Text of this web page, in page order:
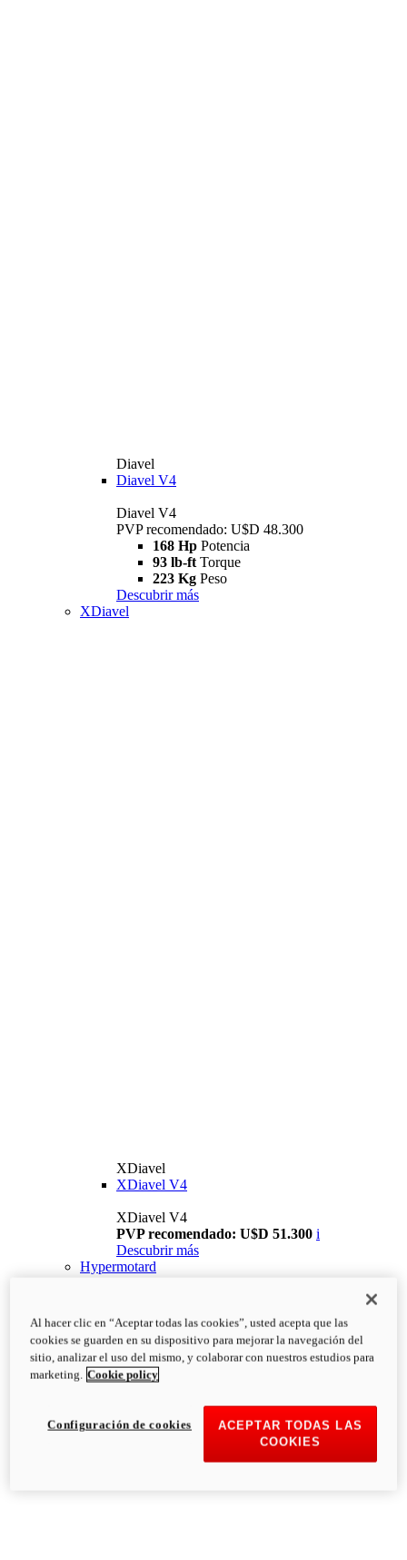
Diavel
Diavel V4
Diavel V4
PVP recomendado: U$D 48.300
168 Hp Potencia
93 lb-ft Torque
223 Kg Peso
Descubrir más
XDiavel
XDiavel
XDiavel V4
XDiavel V4
PVP recomendado: U$D 51.300 i
Descubrir más
Hypermotard
Al hacer clic en “Aceptar todas las cookies”, usted acepta que las
cookies se guarden en su dispositivo para mejorar la navegación del
sitio, analizar el uso del mismo, y colaborar con nuestros estudios para
marketing. Cookie policy
ACEPTAR TODAS LAS
COOKIES
Configuración de cookies